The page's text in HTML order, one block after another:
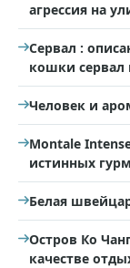
агрессия на
Сервал :
кошки сервал
Человек и
Montale
истинных
Белая
Остров Ко
качестве